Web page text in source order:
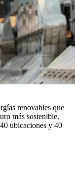
renovables que
más sostenible.
ubicaciones y 40